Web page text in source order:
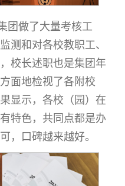
团做了大量考核工
测和对各校教职工、
校长述职也是集团年
面地检视了各附校
显示，各校（园）在
特色，共同点都是办
，口碑越来越好。